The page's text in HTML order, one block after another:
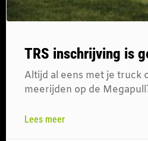
TRS inschrijving is
Altijd al eens met je truck
meerijden op de
Lees meer